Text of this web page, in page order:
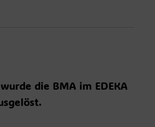
die BMA im EDEKA